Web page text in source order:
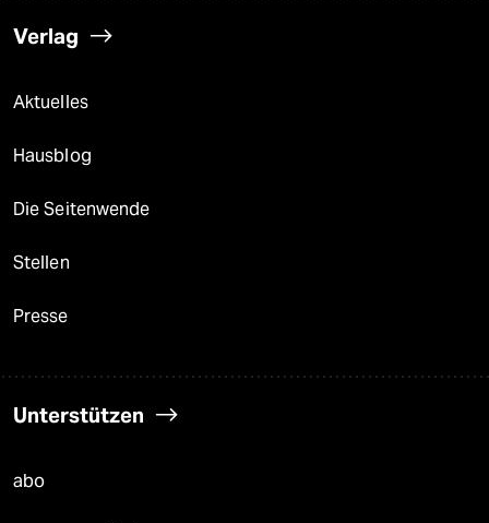
Verlag
Aktuelles
Hausblog
Die Seitenwende
Stellen
Presse
Unterstützen
abo